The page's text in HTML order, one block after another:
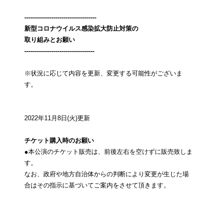
-------------------------------------
新型コロナウイルス感染拡大防止対策の
取り組みとお願い
------------------------------------
※状況に応じて内容を更新、変更する可能性がございま
す。
2022年11月8日(火)更新
チケット購入時のお願い
●本公演のチケット販売は、前後左右を空けずに販売致しま
す。
なお、政府や地方自治体からの判断により変更が生じた場
合はその指示に基づいてご案内をさせて頂きます。